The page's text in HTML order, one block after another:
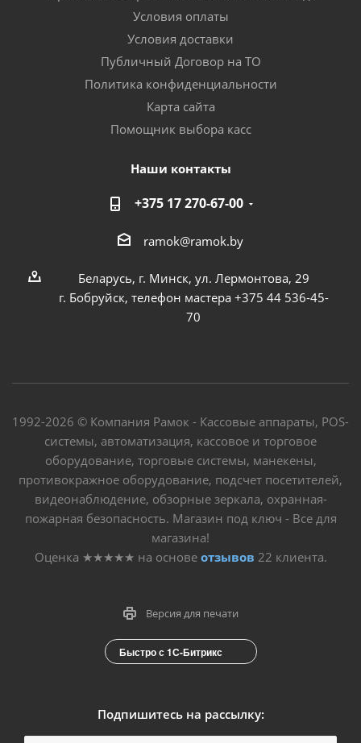
Условия оплаты
Условия доставки
Публичный Договор на ТО
Политика конфиденциальности
Карта сайта
Помощник выбора касс
Наши контакты
+375 17 270-67-00
ramok@ramok.by
Беларусь, г. Минск, ул. Лермонтова, 29
г. Бобруйск, телефон мастера +375 44 536-45-
70
1992-2026 © Компания Рамок - Кассовые аппараты, POS-
системы, автоматизация, кассовое и торговое
оборудование, торговые системы, манекены,
противокражное оборудование, подсчет посетителей,
видеонаблюдение, обзорные зеркала, охранная-
пожарная безопасность. Магазин под ключ - Все для
магазина!
Оценка ★★★★★ на основе отзывов 22 клиента.
Версия для печати
Быстро с 1С-Битрикс
Подпишитесь на рассылку: